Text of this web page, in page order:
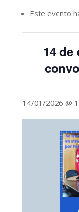
Este evento
14 de
14/01/2026 @